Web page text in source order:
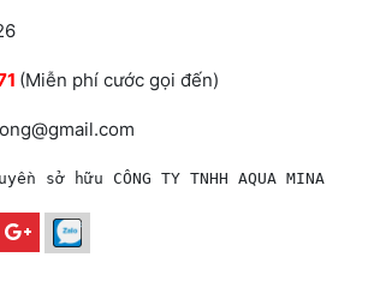
(Miễn phí cước gọi đến)
sở hữu CÔNG TY TNHH AQUA MINA